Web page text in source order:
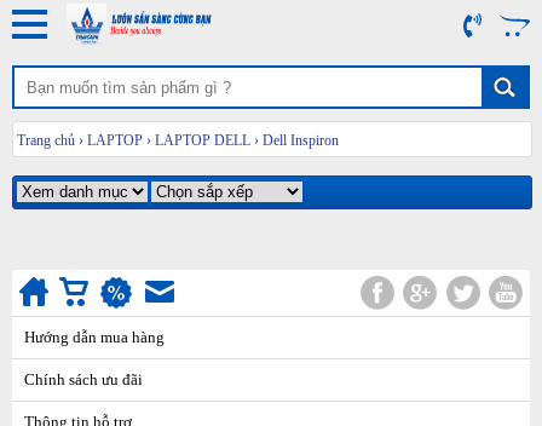
Trang chủ › LAPTOP › LAPTOP DELL › Dell Inspiron
Hướng dẫn mua hàng
Chính sách ưu đãi
Thông tin hỗ trợ